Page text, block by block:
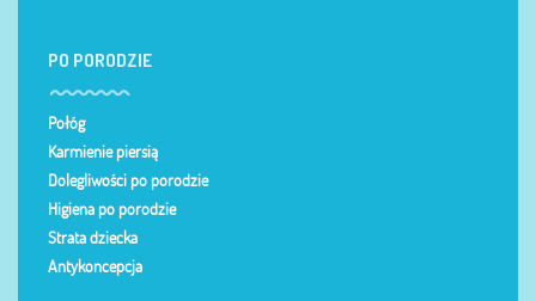
PO PORODZIE
Połóg
Karmienie piersią
Dolegliwości po porodzie
Higiena po porodzie
Strata dziecka
Antykoncepcja